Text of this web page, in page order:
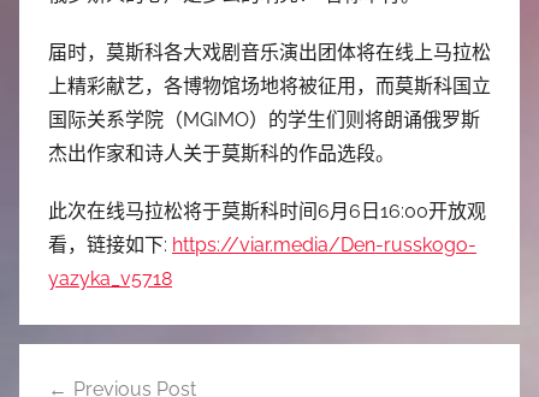
届时，莫斯科各大戏剧音乐演出团体将在线上马拉松
上精彩献艺，各博物馆场地将被征用，而莫斯科国立
国际关系学院（MGIMO）的学生们则将朗诵俄罗斯
杰出作家和诗人关于莫斯科的作品选段。
此次在线马拉松将于莫斯科时间6月6日16:00开放观
看，链接如下: https://viar.media/Den-russkogo-
yazyka_v5718
Previous Post